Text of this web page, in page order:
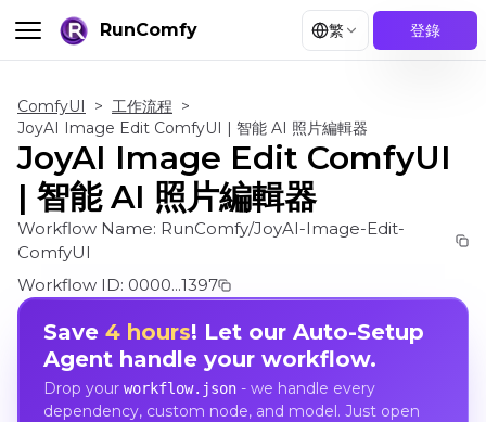
RunComfy 繁 登錄
ComfyUI > 工作流程 >
JoyAI Image Edit ComfyUI | 智能 AI 照片編輯器
JoyAI Image Edit ComfyUI
| 智能 AI 照片編輯器
Workflow Name: RunComfy/JoyAI-Image-Edit-
ComfyUI
Workflow ID: 0000...1397
Save 4 hours! Let our Auto-Setup
Agent handle your workflow.
Drop your workflow.json- we handle every
dependency, custom node, and model. Just open